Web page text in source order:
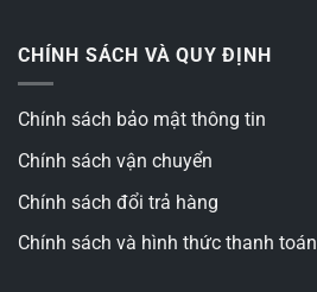
CHÍNH SÁCH VÀ QUY ĐỊNH
Chính sách bảo mật thông tin
Chính sách vận chuyển
Chính sách đổi trả hàng
Chính sách và hình thức thanh toán